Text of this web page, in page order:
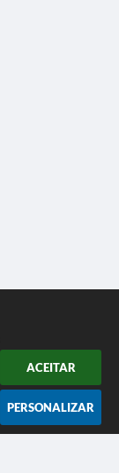
ACEITAR
PERSONALIZAR